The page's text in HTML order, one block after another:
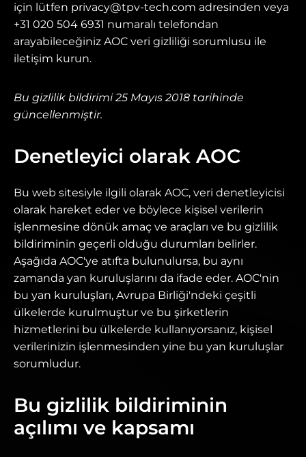
için lütfen privacy@tpv-tech.com adresinden veya
+31 020 504 6931 numaralı telefondan
arayabileceğiniz AOC veri gizliliği sorumlusu ile
iletişim kurun.
Bu gizlilik bildirimi 25 Mayıs 2018 tarihinde
güncellenmiştir.
Denetleyici olarak AOC
Bu web sitesiyle ilgili olarak AOC, veri denetleyicisi
olarak hareket eder ve böylece kişisel verilerin
işlenmesine dönük amaç ve araçları ve bu gizlilik
bildiriminin geçerli olduğu durumları belirler.
Aşağıda AOC'ye atıfta bulunulursa, bu aynı
zamanda yan kuruluşlarını da ifade eder. AOC'nin
bu yan kuruluşları, Avrupa Birliği'ndeki çeşitli
ülkelerde kurulmuştur ve bu şirketlerin
hizmetlerini bu ülkelerde kullanıyorsanız, kişisel
verilerinizin işlenmesinden yine bu yan kuruluşlar
sorumludur.
Bu gizlilik bildiriminin
açılımı ve kapsamı